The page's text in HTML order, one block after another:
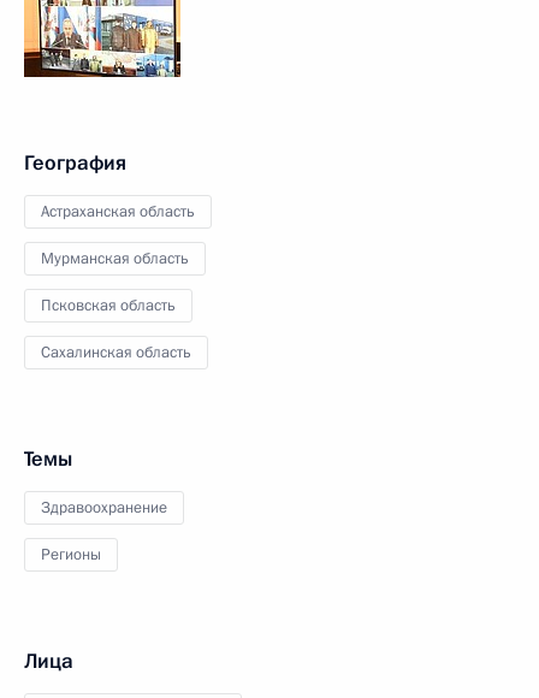
География
Астраханская область
Мурманская область
Псковская область
Сахалинская область
Темы
Здравоохранение
Регионы
Лица